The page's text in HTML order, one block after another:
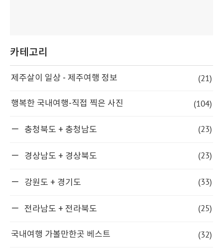
카테고리
제주살이 일상 - 제주여행 정보 (21)
행복한 국내여행-직접 찍은 사진 (104)
충청북도 + 충청남도 (23)
경상남도 + 경상북도 (23)
강원도 + 경기도 (33)
전라남도 + 전라북도 (25)
국내여행 가볼만한곳 베스트 (32)